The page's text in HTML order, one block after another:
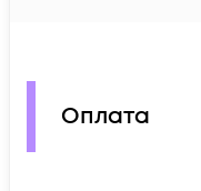
Оплата